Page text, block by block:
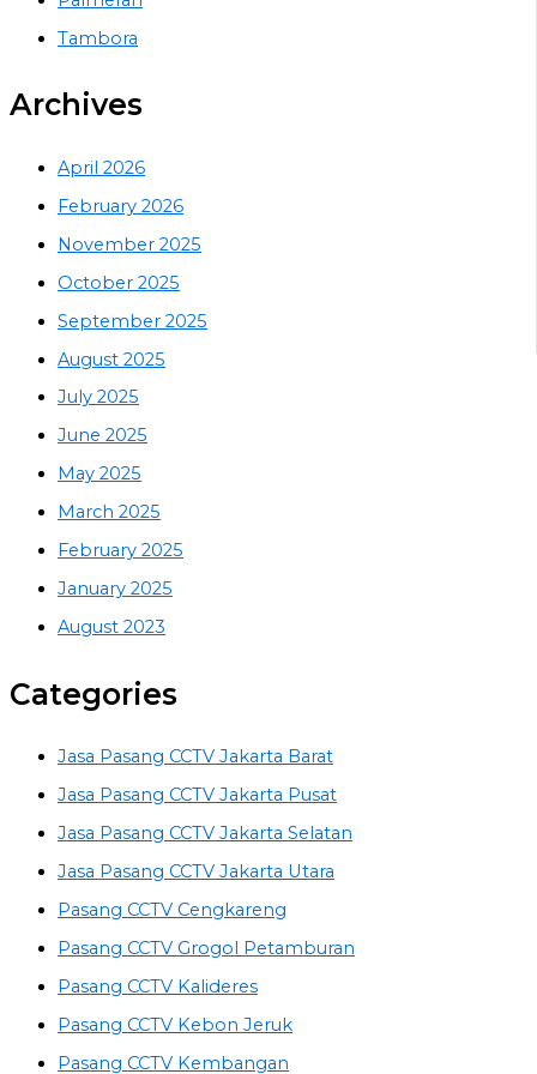
Tambora
Archives
April 2026
February 2026
November 2025
October 2025
September 2025
August 2025
July 2025
June 2025
May 2025
March 2025
February 2025
January 2025
August 2023
Categories
Jasa Pasang CCTV Jakarta Barat
Jasa Pasang CCTV Jakarta Pusat
Jasa Pasang CCTV Jakarta Selatan
Jasa Pasang CCTV Jakarta Utara
Pasang CCTV Cengkareng
Pasang CCTV Grogol Petamburan
Pasang CCTV Kalideres
Pasang CCTV Kebon Jeruk
Pasang CCTV Kembangan